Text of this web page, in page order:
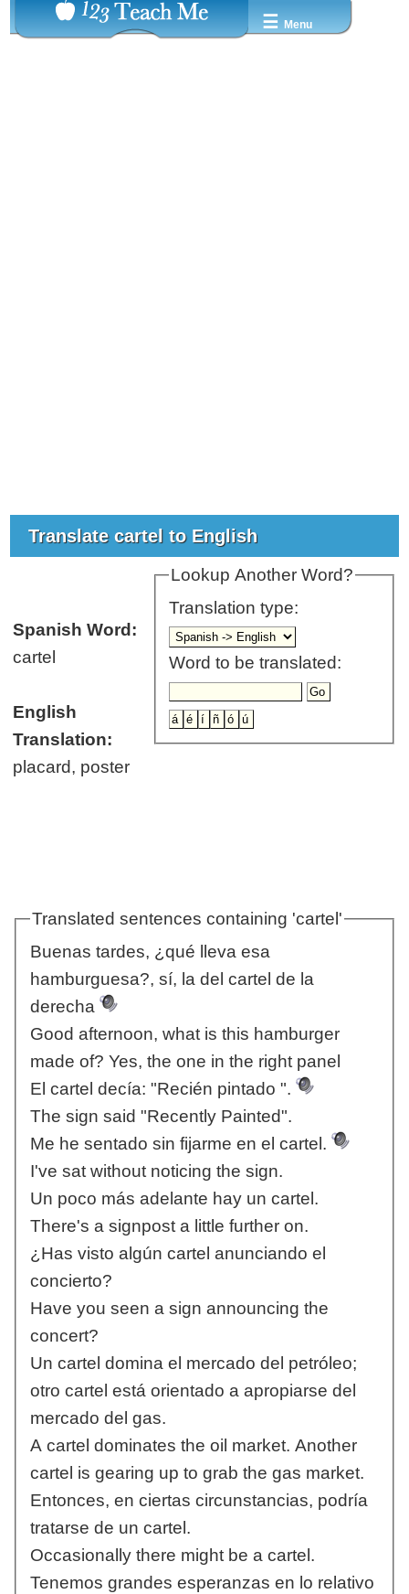
☰ Menu
Translate cartel to English
Lookup Another Word?
Translation type:
Word to be translated:
Spanish Word:
cartel
English
Translation:
placard, poster
Translated sentences containing 'cartel'
Buenas tardes, ¿qué lleva esa
hamburguesa?, sí, la del cartel de la
derecha
Good afternoon, what is this hamburger
made of? Yes, the one in the right panel
El cartel decía: "Recién pintado ".
The sign said "Recently Painted".
Me he sentado sin fijarme en el cartel.
I've sat without noticing the sign.
Un poco más adelante hay un cartel.
There's a signpost a little further on.
¿Has visto algún cartel anunciando el
concierto?
Have you seen a sign announcing the
concert?
Un cartel domina el mercado del petróleo;
otro cartel está orientado a apropiarse del
mercado del gas.
A cartel dominates the oil market. Another
cartel is gearing up to grab the gas market.
Entonces, en ciertas circunstancias, podría
tratarse de un cartel.
Occasionally there might be a cartel.
Tenemos grandes esperanzas en lo relativo